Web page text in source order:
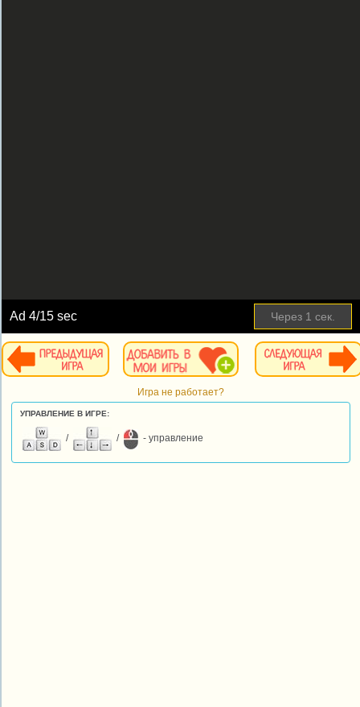
Ad4/15 sec Через 1 сек.
Игра не работает?
УПРАВЛЕНИЕ В ИГРЕ:
/ / - управление